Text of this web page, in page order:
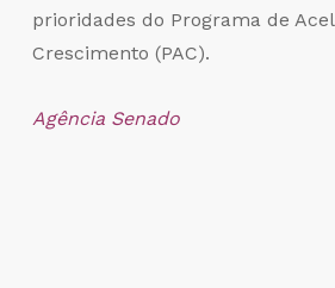
prioridades do Programa de
Crescimento (PAC).
Agência Senado